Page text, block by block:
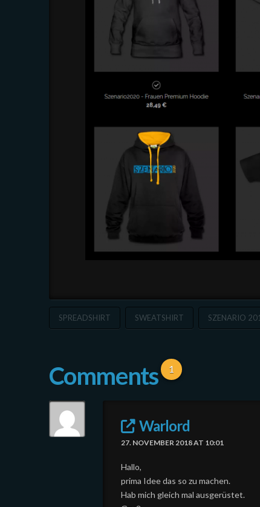
SPREADSHIRT SWEATSHIRT SZENARIO
Comments 1
Warlord
27. NOVEMBER 2018 AT 10:01
Hallo,
prima Idee das so zu machen.
Hab mich gleich mal ausgerüstet.